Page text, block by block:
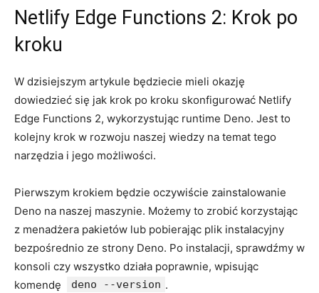
Netlify Edge Functions 2: ‍Krok po
kroku
W ⁤dzisiejszym artykule będziecie mieli ‌okazję⁣
dowiedzieć się jak krok po ‌kroku skonfigurować⁤ Netlify⁢
Edge Functions ‍2, wykorzystując runtime ⁢Deno. Jest to
kolejny krok​ w ⁣rozwoju naszej wiedzy na temat tego
narzędzia i jego‌ możliwości.
Pierwszym ‌krokiem będzie oczywiście​ zainstalowanie
Deno na naszej ⁣maszynie. ‌Możemy to​ zrobić‍ korzystając
‍z menadżera pakietów‍ lub pobierając ‌plik⁤ instalacyjny
bezpośrednio‍ ze strony‌ Deno. ‍Po instalacji, sprawdźmy ⁣w​
konsoli czy wszystko działa poprawnie, ⁤wpisując
komendę ⁢
deno --version .